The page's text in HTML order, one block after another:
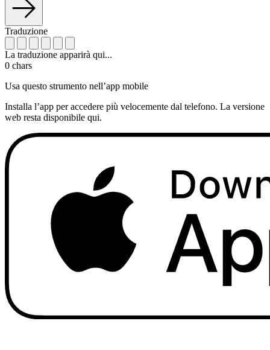
Traduzione
La traduzione apparirà qui...
0 chars
Usa questo strumento nell’app mobile
Installa l’app per accedere più velocemente dal telefono. La versione
web resta disponibile qui.